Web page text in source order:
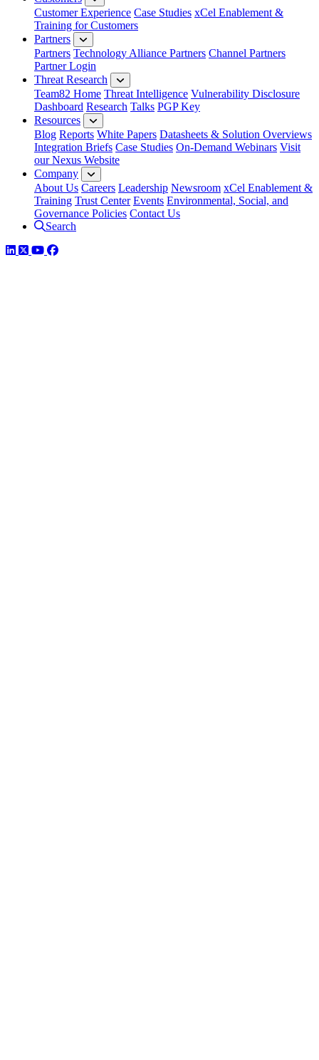
Customer Experience Case Studies xCel Enablement &
Training for Customers
Partners
Partners Technology Alliance Partners Channel Partners
Partner Login
Threat Research
Team82 Home Threat Intelligence Vulnerability Disclosure
Dashboard Research Talks PGP Key
Resources
Blog Reports White Papers Datasheets & Solution Overviews
Integration Briefs Case Studies On-Demand Webinars Visit
our Nexus Website
Company
About Us Careers Leadership Newsroom xCel Enablement &
Training Trust Center Events Environmental, Social, and
Governance Policies Contact Us
Search
LinkedIn
TwitterYouTube
Facebook